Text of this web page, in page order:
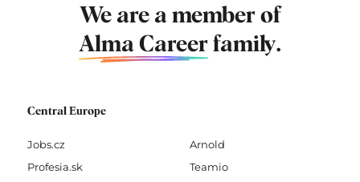
We are a member of
Alma Career family.
Central Europe
Jobs.cz
Profesia.sk
Arnold
Teamio